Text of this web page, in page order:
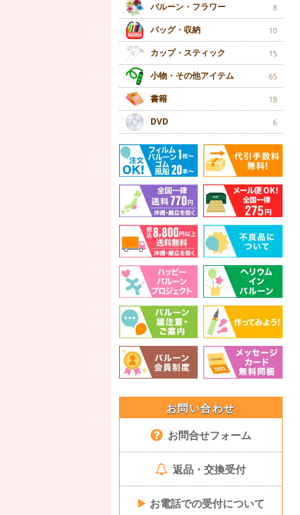
バルーン・フラワー 8
バッグ・収納 10
カップ・スティック 15
小物・その他アイテム 65
書籍 18
DVD 6
お問い合わせ
お問合せフォーム
返品・交換受付
▶ お電話での受付について